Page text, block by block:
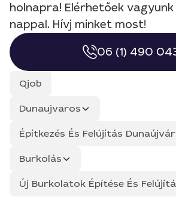
holnapra! Elérhetőek vagyunk
nappal. Hívj minket most!
06 (1) 490
Qjob
Dunaujvaros
Építkezés És Felújítás
Burkolás
Új Burkolatok Építése És